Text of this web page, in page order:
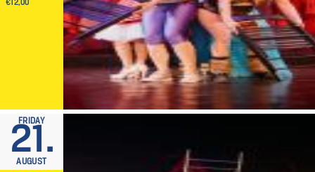
€12,00
FRIDAY
21.
AUGUST